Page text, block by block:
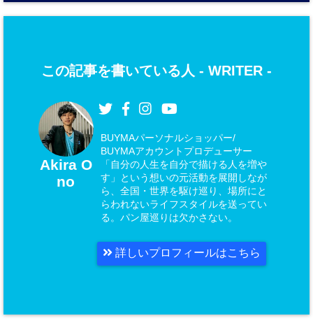
この記事を書いている人 - WRITER -
Akira O
no
BUYMAパーソナルショッパー/
BUYMAアカウントプロデューサー
「自分の人生を自分で描ける人を増や
す」という想いの元活動を展開しなが
ら、全国・世界を駆け巡り、場所にと
らわれないライフスタイルを送ってい
る。パン屋巡りは欠かさない。
詳しいプロフィールはこちら